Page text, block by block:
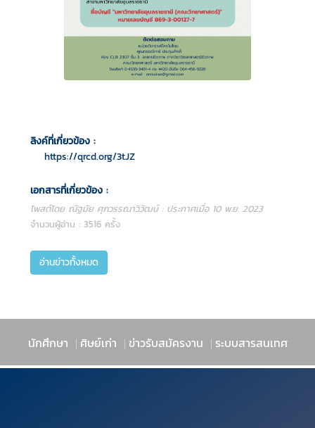
ลิงค์ที่เกี่ยวข้อง :
https://qrcd.org/3tJZ
เอกสารที่เกี่ยวข้อง :
โพสต์โดย ณัฐมัย ศุภวรรณาวิวัฒน์ : ประกาศเมื่อ 10 พ.ย. 2023
จำนวนผู้อ่าน : 3516 ครั้ง
อ่านข่าวทั้งหมด
นักศึกษา | ศิษย์เก่า | ข่าวรับสมัครงาน | ระบบสารสนเทศ